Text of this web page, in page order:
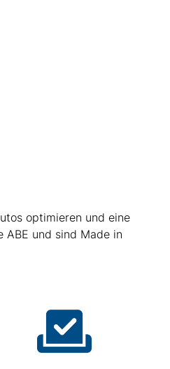
optimieren und eine
ABE und sind Made in